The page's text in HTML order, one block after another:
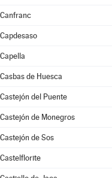
Canfranc
Capdesaso
Capella
Casbas de Huesca
Castejón del Puente
Castejón de Monegros
Castejón de Sos
Castelflorite